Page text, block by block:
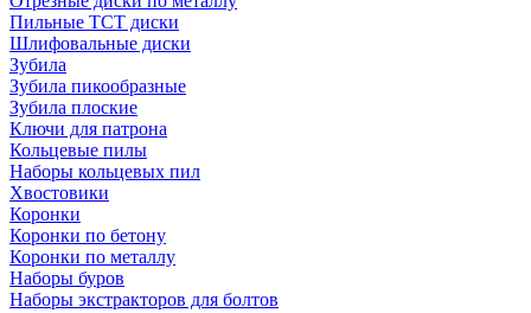
Пильные TCT диски
Шлифовальные диски
Зубила
Зубила пикообразные
Зубила плоские
Ключи для патрона
Кольцевые пилы
Наборы кольцевых пил
Хвостовики
Коронки
Коронки по бетону
Коронки по металлу
Наборы буров
Наборы экстракторов для болтов